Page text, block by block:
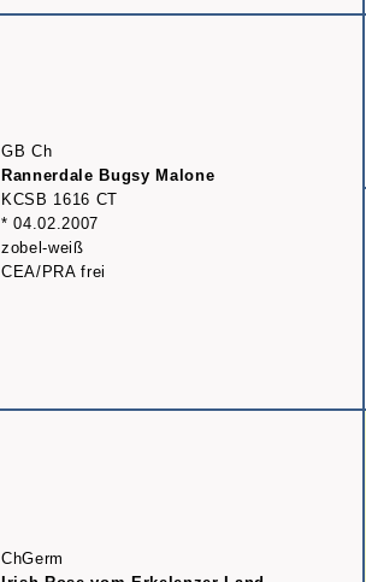
GB Ch
Rannerdale Bugsy Malone
KCSB 1616 CT
* 04.02.2007
zobel-weiß
CEA/PRA frei
ChGerm